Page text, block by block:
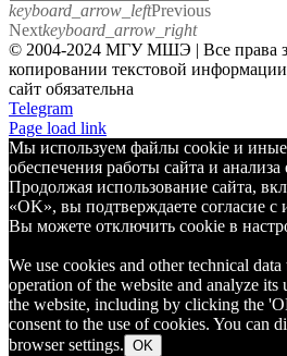
keyboard_arrow_leftPrevious
Nextkeyboard_arrow_right
© 2004-2024 МГУ МШЭ | Все права
копировании текстовой
сайт обязательна
Telegram
Page load link
Мы используем файлы cookie и иные
обеспечения работы сайта и анализа
Продолжая использование сайта,
«OK», вы подтверждаете согласие с
Вы можете отключить cookie в
We use cookies and other technical
operation of the website and analyze its
the website, including by clicking the
consent to the use of cookies. You can
browser settings. OK